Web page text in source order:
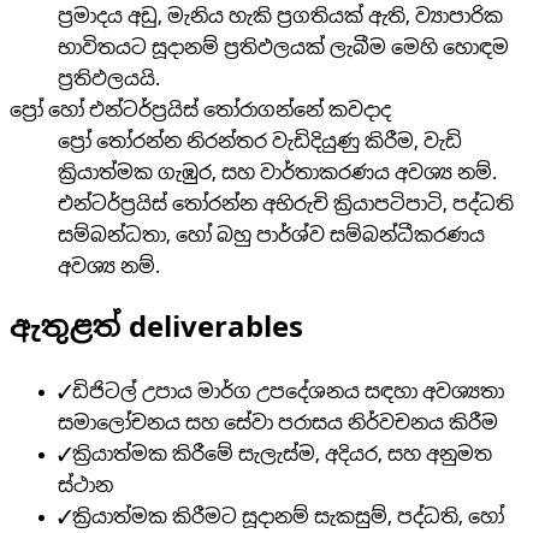
ප්‍රමාදය අඩු, මැනිය හැකි ප්‍රගතියක් ඇති, ව්‍යාපාරික
භාවිතයට සූදානම් ප්‍රතිඵලයක් ලැබීම මෙහි හොඳම
ප්‍රතිඵලයයි.
ප්‍රෝ හෝ එන්ටර්ප්‍රයිස් තෝරාගන්නේ කවදාද
ප්‍රෝ තෝරන්න නිරන්තර වැඩිදියුණු කිරීම, වැඩි
ක්‍රියාත්මක ගැඹුර, සහ වාර්තාකරණය අවශ්‍ය නම්.
එන්ටර්ප්‍රයිස් තෝරන්න අභිරුචි ක්‍රියාපටිපාටි, පද්ධති
සම්බන්ධතා, හෝ බහු පාර්ශ්ව සම්බන්ධීකරණය
අවශ්‍ය නම්.
ඇතුළත් deliverables
✓ඩිජිටල් උපාය මාර්ග උපදේශනය සඳහා අවශ්‍යතා
සමාලෝචනය සහ සේවා පරාසය නිර්වචනය කිරීම
✓ක්‍රියාත්මක කිරීමේ සැලැස්ම, අදියර, සහ අනුමත
ස්ථාන
✓ක්‍රියාත්මක කිරීමට සූදානම් සැකසුම්, පද්ධති, හෝ